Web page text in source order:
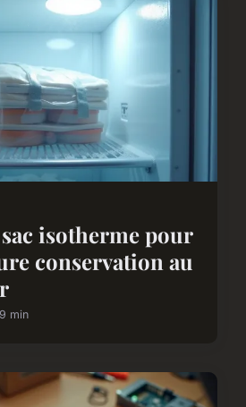
isotherme pour
conservation au
min